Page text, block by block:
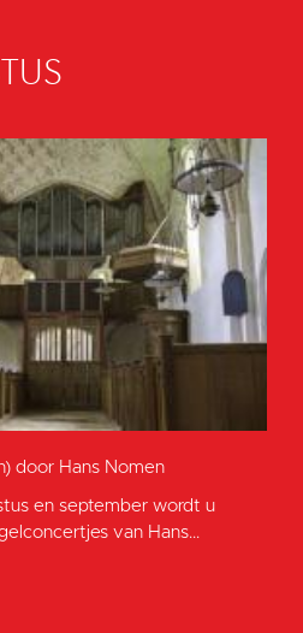
door Hans Nomen
en september wordt u
van Hans...